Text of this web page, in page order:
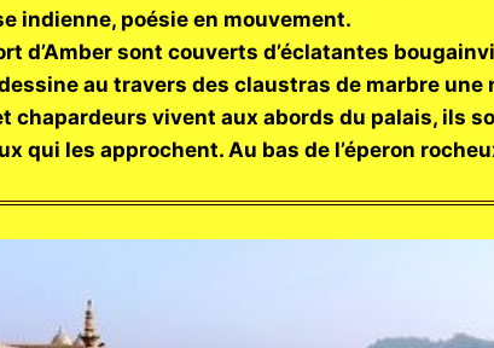
indienne, poésie en mouvement.
d’Amber sont couverts d’éclatantes
au travers des claustras de marbre une
chapardeurs vivent aux abords du palais, ils
qui les approchent. Au bas de l’éperon